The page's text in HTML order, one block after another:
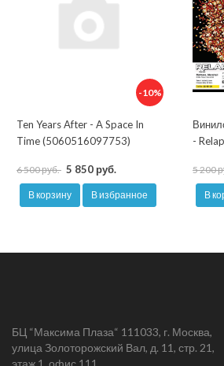
-10%
Ten Years After - A Space In
Time (5060516097753)
6 500 руб. 5 850 руб.
В корзину В избранное
-
5 200
В
БЦ “Максима Плаза“ 111033, г. Москва,
улица Золоторожский Вал, д. 11, стр. 21,